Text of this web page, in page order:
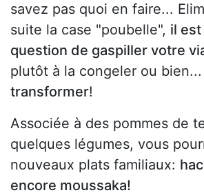
savez pas quoi en faire...
suite la case "poubelle", il
question de gaspiller votre
plutôt à la congeler ou bien...
transformer!
Associée à des pommes de
quelques légumes, vous
nouveaux plats familiaux:
encore moussaka!